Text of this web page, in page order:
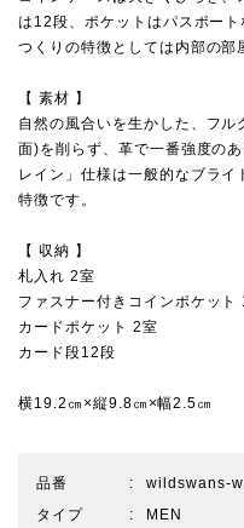
は12段、ポケットはパスポート
つくりの特徴としては内部の部
【 素材 】
自然の風合いを生かした、フ
面)を削らず、革で一番強度の
レイン」仕様は一般的なブラ
特徴です。
【 収納 】
札入れ 2室
ファスナー付きコインポケット
カードポケット 2室
カード段12段
横19.2㎝×縦9.8㎝×幅2.5㎝
品番
wildswans-
タイプ
MEN